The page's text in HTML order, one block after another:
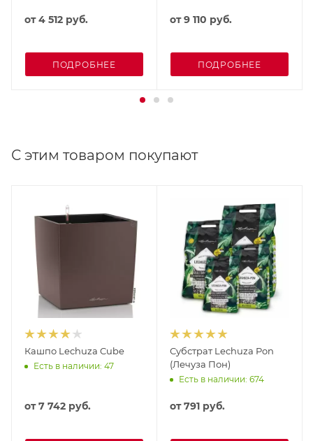
от4 512 руб.
ПОДРОБНЕЕ
от9 110 руб.
ПОДРОБНЕЕ
С этим товаром покупают
Кашпо Lechuza Cube
Есть в наличии: 47
от7 742 руб.
Субстрат Lechuza Pon
(Лечуза Пон)
Есть в наличии: 674
от791 руб.